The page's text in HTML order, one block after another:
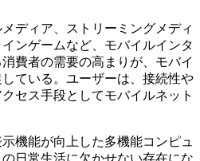
ディア、ストリーミングメディ
ンゲームなど、モバイルインタ
費者の需要の高まりが、モバイ
ている。ユーザーは、接続性や
セス手段としてモバイルネット
機能が向上した多機能コンピュ
日常生活に欠かせない存在にな